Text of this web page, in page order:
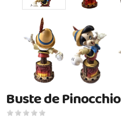
Buste de Pinocchio